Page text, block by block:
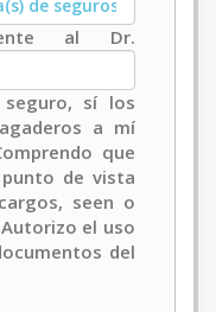
al Dr.
sí los
a mí
que
de vista
seen o
el uso
del